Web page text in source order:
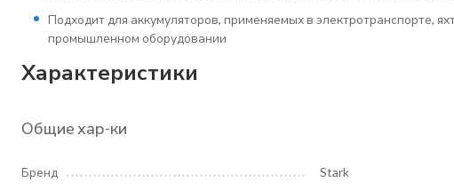
Подходит для аккумуляторов, применяемых в электротранспорте,
промышленном оборудовании
Характеристики
Общие хар-ки
Бренд
Stark